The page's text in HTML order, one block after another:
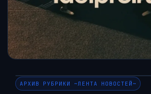
АРХИВ РУБРИКИ ~ЛЕНТА НОВОСТЕЙ~